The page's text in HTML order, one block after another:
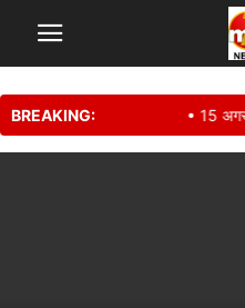
BREAKING: • 15 अगस्त से